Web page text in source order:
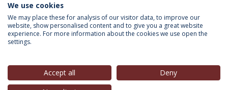
INFORMAÇÃO PARA
We use cookies
We may place these for analysis of our visitor data, to improve our
website, show personalised content and to give you a great website
experience. For more information about the cookies we use open the
settings.
Accept all
Deny